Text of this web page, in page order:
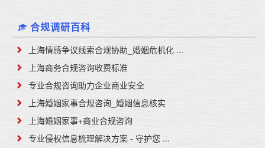
合规调研百科
上海情感争议线索合规协助_婚姻危机化 ...
上海商务合规咨询收费标准
专业合规咨询助力企业商业安全
上海婚姻家事合规咨询_婚姻信息核实
上海婚姻家事+商业合规咨询
专业侵权信息梳理解决方案 - 守护您 ...